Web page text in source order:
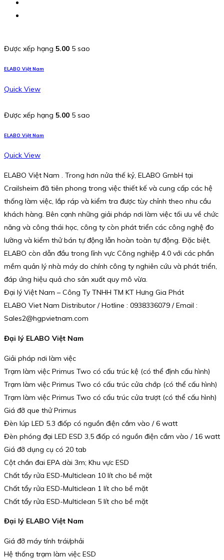
Được xếp hạng 5.00 5 sao
ELABO Việt Nam
Quick View
Được xếp hạng 5.00 5 sao
ELABO Việt Nam
Quick View
ELABO Việt Nam . Trong hơn nửa thế kỷ, ELABO GmbH tại
Crailsheim đã tiên phong trong việc thiết kế và cung cấp các hệ
thống làm việc, lắp ráp và kiểm tra được tùy chỉnh theo nhu cầu
khách hàng. Bên cạnh những giải pháp nơi làm việc tối ưu về chức
năng và công thái học, công ty còn phát triển các công nghệ đo
lường và kiểm thử bán tự động lẫn hoàn toàn tự động. Đặc biệt,
ELABO còn dẫn đầu trong lĩnh vực Công nghiệp 4.0 với các phần
mềm quản lý nhà máy do chính công ty nghiên cứu và phát triển,
đáp ứng hiệu quả cho sản xuất quy mô vừa.
Đại lý Việt Nam – Công Ty TNHH TM KT Hưng Gia Phát
ELABO Viet Nam Distributor / Hotline : 0938336079 / Email :
Sales2@hgpvietnam.com
Đại lý ELABO Việt Nam
Giải pháp nơi làm việc
Trạm làm việc Primus Two có cấu trúc kệ (có thể định cấu hình)
Trạm làm việc Primus Two có cấu trúc cửa chớp (có thể cấu hình)
Trạm làm việc Primus Two có cấu trúc cửa trượt (có thể cấu hình)
Giá đỡ que thử Primus
Đèn lúp LED 5.3 điốp có nguồn điện cắm vào / 6 watt
Đèn phóng đại LED ESD 3,5 điốp có nguồn điện cắm vào / 16 watt
Giá đỡ dụng cụ có 20 tab
Cột chắn đai EPA dài 3m; Khu vực ESD
Chất tẩy rửa ESD-Multiclean 10 lít cho bề mặt
Chất tẩy rửa ESD-Multiclean 1 lít cho bề mặt
Chất tẩy rửa ESD-Multiclean 5 lít cho bề mặt
Đại lý ELABO Việt Nam
Giá đỡ máy tính trái/phải
Hệ thống trạm làm việc ESD